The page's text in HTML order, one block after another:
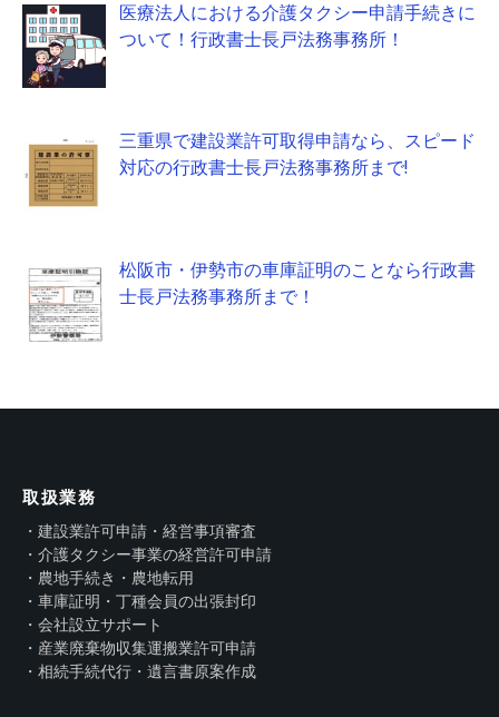
医療法人における介護タクシー申請手続きに
ついて！行政書士長戸法務事務所！
三重県で建設業許可取得申請なら、スピード
対応の行政書士長戸法務事務所まで!
松阪市・伊勢市の車庫証明のことなら行政書
士長戸法務事務所まで！
取扱業務
・建設業許可申請・経営事項審査
・介護タクシー事業の経営許可申請
・農地手続き・農地転用
・車庫証明・丁種会員の出張封印
・会社設立サポート
・産業廃棄物収集運搬業許可申請
・相続手続代行・遺言書原案作成